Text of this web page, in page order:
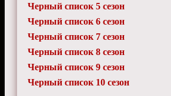
Черный список 5 сезон
Черный список 6 сезон
Черный список 7 сезон
Черный список 8 сезон
Черный список 9 сезон
Черный список 10 сезон